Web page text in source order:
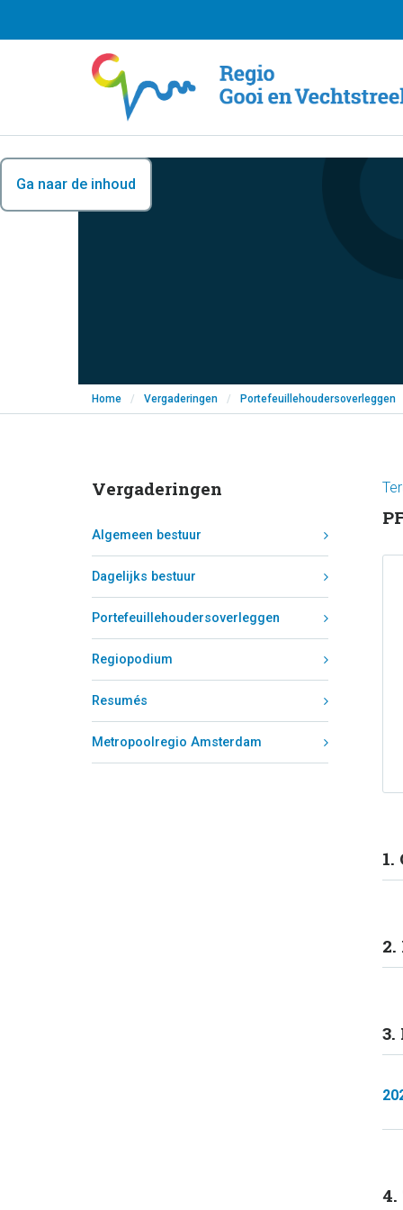
Ga naar de inhoud
Home / Vergaderingen / Portefeuillehoudersoverleggen
Vergaderingen
Algemeen bestuur
Dagelijks bestuur
Portefeuillehoudersoverleggen
Regiopodium
Resumés
Metropoolregio Amsterdam
3.
4.